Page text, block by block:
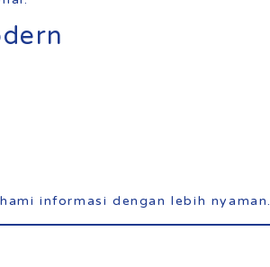
informasi dengan lebih nyaman.